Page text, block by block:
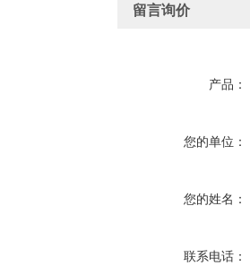
留言询价
产品：
您的单位：
您的姓名：
联系电话：